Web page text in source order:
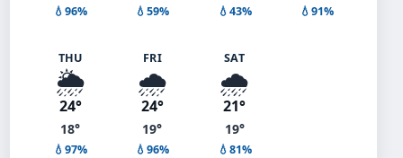
💧96% 💧59% 💧43% 💧91%
THU
🌦️
24°
18°
💧97%
FRI
🌧️
24°
19°
💧96%
SAT
🌧️
21°
19°
💧81%